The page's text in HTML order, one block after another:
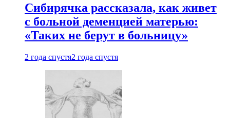
Сибирячка рассказала, как живет
с больной деменцией матерью:
«Таких не берут в больницу»
2 года спустя2 года спустя